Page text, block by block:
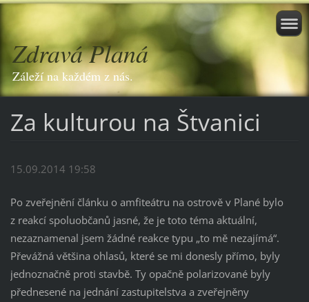
Zdravá Planá
Záleží na každém z nás.
Za kulturou na Štvanici
15.09.2014 19:58
Po zveřejnění článku o amfiteátru na ostrově v Plané bylo
z reakcí spoluobčanů jasné, že je toto téma aktuální,
nezaznamenal jsem žádné reakce typu „to mě nezajímá“.
Převážná většina ohlasů, které se mi donesly přímo, byly
jednoznačně proti stavbě. Ty opačně polarizované byly
přednesené na jednání zastupitelstva a zveřejněny